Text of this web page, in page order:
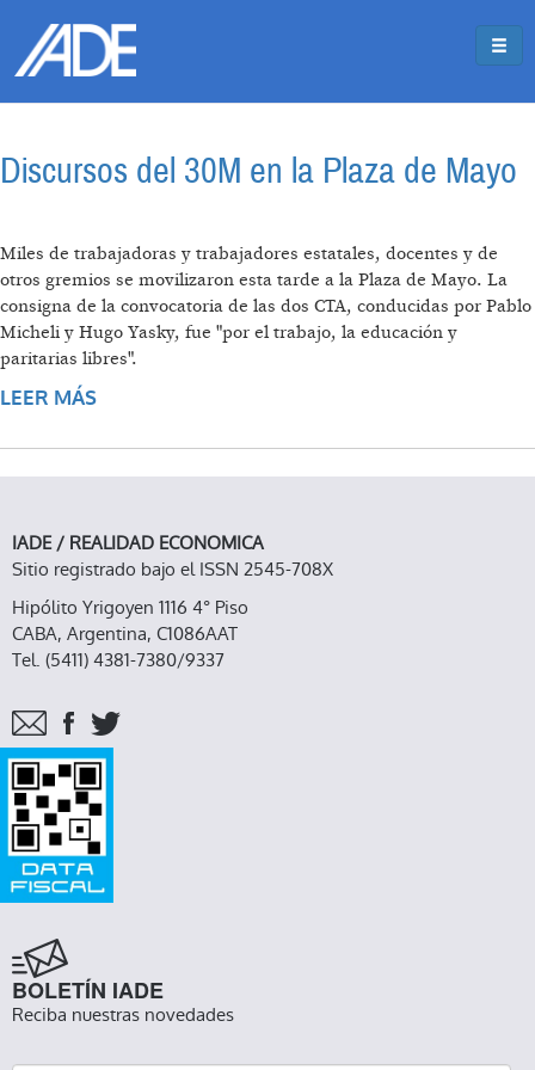
Discursos del 30M en la Plaza de Mayo
Miles de trabajadoras y trabajadores estatales, docentes y de
otros gremios se movilizaron esta tarde a la Plaza de Mayo. La
consigna de la convocatoria de las dos CTA, conducidas por Pablo
Micheli y Hugo Yasky, fue "por el trabajo, la educación y
paritarias libres".
LEER MÁS
IADE / REALIDAD ECONOMICA
Sitio registrado bajo el ISSN 2545-708X
Hipólito Yrigoyen 1116 4° Piso
CABA, Argentina, C1086AAT
Tel. (5411) 4381-7380/9337
BOLETÍN IADE
Reciba nuestras novedades